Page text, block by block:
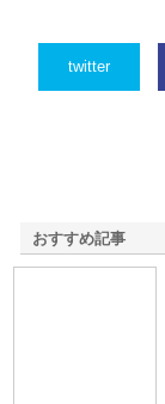
twitter
おすすめ記事